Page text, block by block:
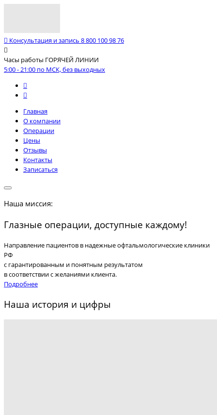
Консультация и запись 8 800 100 98 76
Часы работы ГОРЯЧЕЙ ЛИНИИ
5:00 - 21:00 по МСК, без выходных
Главная
О компании
Операции
Цены
Отзывы
Контакты
Записаться
Наша миссия:
Глазные операции, доступные каждому!
Направление пациентов в надежные офтальмологические клиники
РФ
с гарантированным и понятным результатом
в соответствии с желаниями клиента.
Подробнее
Наша история и цифры